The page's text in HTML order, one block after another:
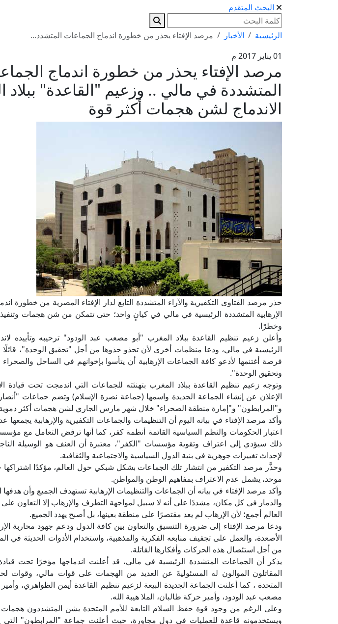
البحث المتقدم
الرئيسية الأخبار
مرصد الإفتاء يحذر من خطورة اندماج الجماعات المتشدد...
01 يناير 2017 م
مرصد الإفتاء يحذر من خطورة اندماج
المتشددة في مالي .. وزعيم "القاعدة" ببلاد
الاندماج لشن هجمات أكثر قوة
حذر مرصد الفتاوى التكفيرية والآراء المتشددة التابع لدار الإفتاء المصرية من خطورة
الإرهابية المتشددة الرئيسية في مالي في كيانٍ واحد؛ حتى تتمكن من شن هجمات
وخطرًا.
وأعلن زعيم تنظيم القاعدة ببلاد المغرب "أبو مصعب عبد الودود" ترحيبه وتأييده
الرئيسية في مالي، ودعا منظمات أخرى لأن تحذو حذوها من أجل "تحقيق الوحدة"،
فرصة أغتنمها لأدعو كافة الجماعات الإرهابية أن يتأسوا بإخوانهم في الساحل
وتحقيق الوحدة".
وتوجه زعيم تنظيم القاعدة ببلاد المغرب بتهنئته للجماعات التي اندمجت تحت قيادة
الإعلان عن إنشاء الجماعة الجديدة واسمها (جماعة نصرة الإسلام) وتضم جماعات
و"المرابطون" و"إمارة منطقة الصحراء" خلال شهر مارس الجاري لشن هجمات أكثر
وأكد مرصد الإفتاء في بيانه اليوم أن التنظيمات والجماعات التكفيرية والإرهابية
اعتبار الحكومات والنظم السياسية القائمة أنظمة كفر، كما أنها ترفض التعامل مع
ذلك سيؤدي إلى اعتراف وتقوية مؤسسات "الكفر"، معتبرة أن العنف هو الوسيلة
لإحداث تغييرات جوهرية في بنية الدول السياسية والاجتماعية والثقافية.
وحذَّر مرصد التكفير من انتشار تلك الجماعات بشكل شبكي حول العالم، مؤكدًا
موحد، يشمل عدم الاعتراف بمفاهيم الوطن والمواطن.
وأكد مرصد الإفتاء في بيانه أن الجماعات والتنظيمات الإرهابية تستهدف الجميع وأن هدفها
والدمار في كل مكان، مشددًا على أنه لا سبيل لمواجهة التطرف والإرهاب إلا التعاون
العالم أجمع؛ لأن الإرهاب لم يعد مقتصرًا على منطقة بعينها، بل أصبح يهدد الجميع.
ودعا مرصد الإفتاء إلى ضرورة التنسيق والتعاون بين كافة الدول ودعم جهود محاربة
الأصعدة، والعمل على تجفيف منابعه الفكرية والمذهبية، واستخدام الأدوات الحديثة في
من أجل استئصال هذه الحركات وأفكارها القاتلة.
يذكر أن الجماعات المتشددة الرئيسية في مالي، قد أعلنت اندماجها مؤخرًا تحت
المقاتلون الموالون له المسئوليةَ عن العديد من الهجمات على قوات مالي، وقوات
المتحدة ، كما أعلنت الجماعة الجديدة البيعة لزعيم تنظيم القاعدة أيمن الظواهري، وأمير
مصعب عبد الودود، وأمير حركة طالبان، الملا هيبة الله.
وعلى الرغم من وجود قوة حفظ السلام التابعة للأمم المتحدة يشن المتشددون
ويستخدمونه قاعدة للعمليات في دول مجاورة، حيث أعلنت جماعة "المرابطون" التي